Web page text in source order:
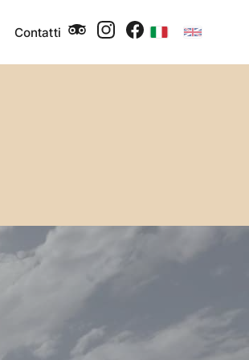
Contatti